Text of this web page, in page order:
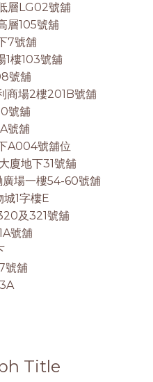
層LG02號舖
層105號舖
7號舖
1樓103號舖
號舖
商場2樓201B號舖
號舖
號舖
A004號舖位
廈地下31號舖
廣場一樓54-60號舖
城1字樓E
及321號舖
號舖
號舖
Title